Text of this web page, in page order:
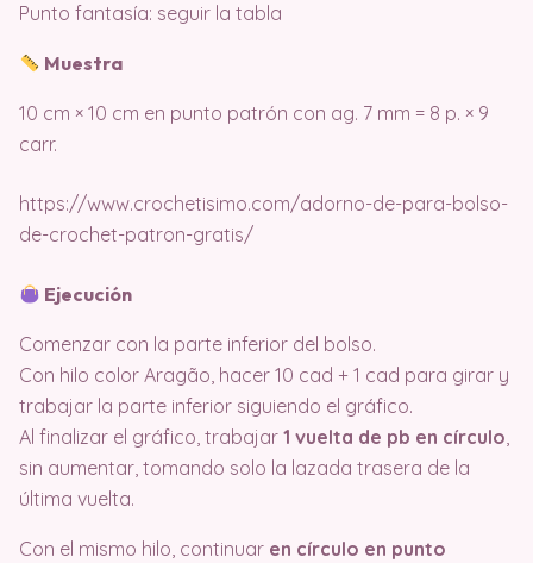
Punto fantasía: seguir la tabla
Muestra
10 cm × 10 cm en punto patrón con ag. 7 mm = 8 p. × 9
carr.
https://www.crochetisimo.com/adorno-de-para-bolso-
de-crochet-patron-gratis/
Ejecución
Comenzar con la parte inferior del bolso.
Con hilo color Aragão, hacer 10 cad + 1 cad para girar y
trabajar la parte inferior siguiendo el gráfico.
Al finalizar el gráfico, trabajar 1 vuelta de pb en círculo,
sin aumentar, tomando solo la lazada trasera de la
última vuelta.
Con el mismo hilo, continuar en círculo en punto